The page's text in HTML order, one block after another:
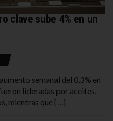
clave sube 4% en un
semanal del 0,3% en
lideradas por aceites,
mientras que […]